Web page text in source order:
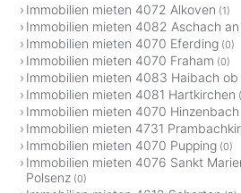
Immobilien mieten 4072 Alkoven (1)
Immobilien mieten 4082 Aschach
Immobilien mieten 4070 Eferding (0)
Immobilien mieten 4070 Fraham (0)
Immobilien mieten 4083 Haibach ob
Immobilien mieten 4081 Hartkirchen
Immobilien mieten 4070 Hinzenbach
Immobilien mieten 4731
Immobilien mieten 4070 Pupping (0)
Immobilien mieten 4076 Sankt
Polsenz (0)